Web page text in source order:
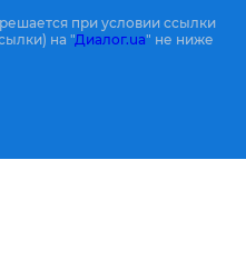
при условии ссылки
на "Диалог.ua" не ниже